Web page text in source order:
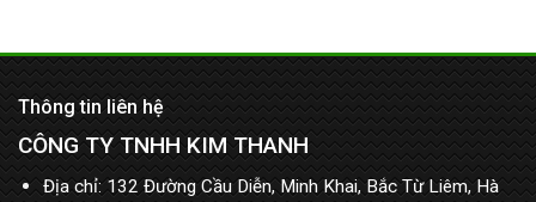
Thông tin liên hệ
CÔNG TY TNHH KIM THANH
Địa chỉ: 132 Đường Cầu Diễn, Minh Khai, Bắc Từ Liêm, Hà